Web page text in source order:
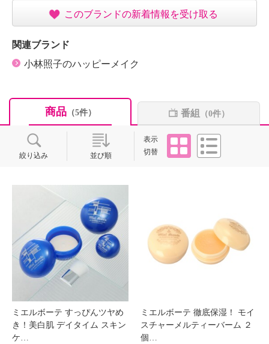
このブランドの新着情報を受け取る
関連ブランド
小林照子のハッピーメイク
商品（5件） 番組 （0件）
絞り込み 並び順
表示
切替
タイル
ミエルボーテ すっぴんツヤめ
き！美白肌 デイタイム スキン
ケ…
ミエルボーテ 徹底保湿！ モイ
スチャーメルティーバーム ２
個…